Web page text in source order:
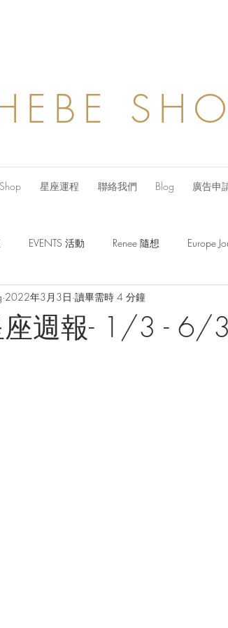
Shop 星座運程 聯絡我們 Blog 廣告申
EVENTS 活動 Renee 隨想 Europe
週報- 1/3 - 6/
2022年3月3日 讀畢需時 4 分鐘